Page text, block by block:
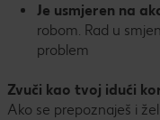
Je usmjeren na
robom. Rad u
problem
Zvuči kao tvoj idući
Ako se prepoznaješ i